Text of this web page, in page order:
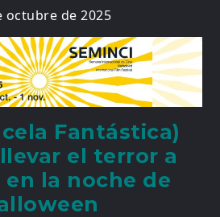
octubre de 2025
Fantástica)
el terror a
en la noche de